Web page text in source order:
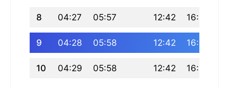
8 04:27 05:57 12:42 16:21
9 04:28 05:58 12:42 16:21
10 04:29 05:58 12:42 16:21